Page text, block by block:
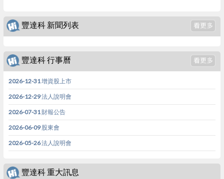
豐達科 新聞列表
豐達科 行事曆
2026-12-31 增資股上市
2026-12-29 法人說明會
2026-07-31 財報公告
2026-06-09 股東會
2026-05-26 法人說明會
豐達科 重大訊息